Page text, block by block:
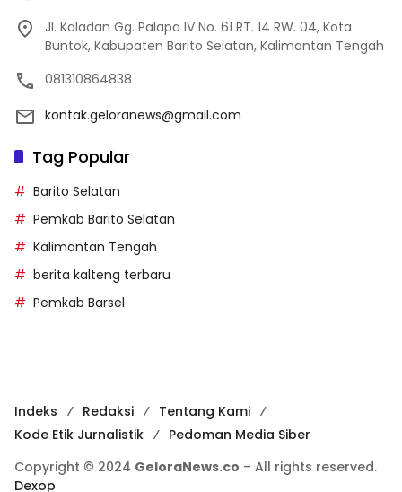
Jl. Kaladan Gg. Palapa IV No. 61 RT. 14 RW. 04, Kota
Buntok, Kabupaten Barito Selatan, Kalimantan Tengah
081310864838
kontak.geloranews@gmail.com
Tag Popular
Barito Selatan
Pemkab Barito Selatan
Kalimantan Tengah
berita kalteng terbaru
Pemkab Barsel
Indeks Redaksi
Tentang Kami
Kode Etik Jurnalistik
Pedoman Media Siber
Copyright © 2024 GeloraNews.co – All rights reserved.
Dexop